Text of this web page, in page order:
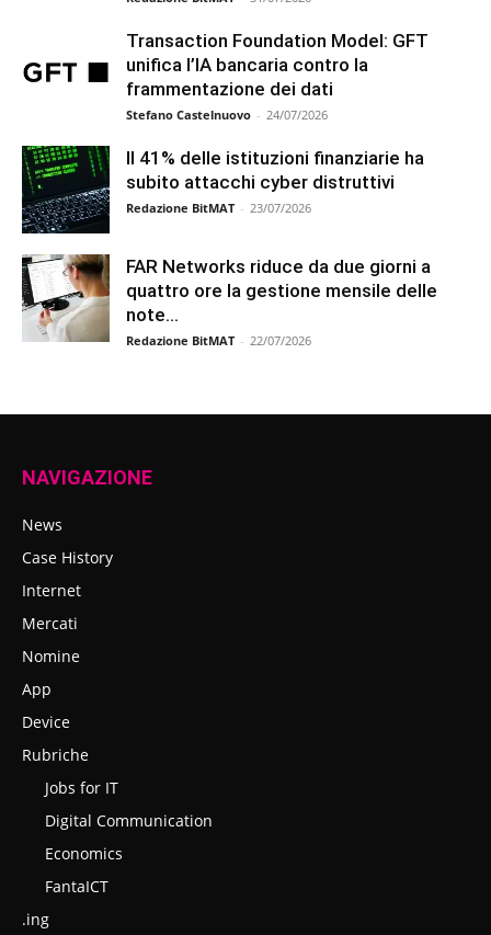
Transaction Foundation Model: GFT
unifica l’IA bancaria contro la
frammentazione dei dati
Stefano Castelnuovo - 24/07/2026
Il 41% delle istituzioni finanziarie ha
subito attacchi cyber distruttivi
Redazione BitMAT - 23/07/2026
FAR Networks riduce da due giorni a
quattro ore la gestione mensile delle
note...
Redazione BitMAT - 22/07/2026
NAVIGAZIONE
News
Case History
Internet
Mercati
Nomine
App
Device
Rubriche
Jobs for IT
Digital Communication
Economics
FantaICT
.ing